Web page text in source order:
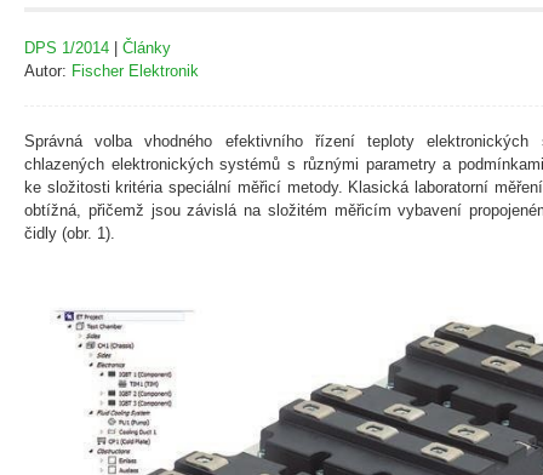
DPS 1/2014 | Články
Autor: Fischer Elektronik
Správná volba vhodného efektivního řízení teploty elektronických
chlazených elektronických systémů s různými parametry a
ke složitosti kritéria speciální měřicí metody. Klasická laboratorní
obtížná, přičemž jsou závislá na složitém měřicím vybavení
čidly (obr. 1).